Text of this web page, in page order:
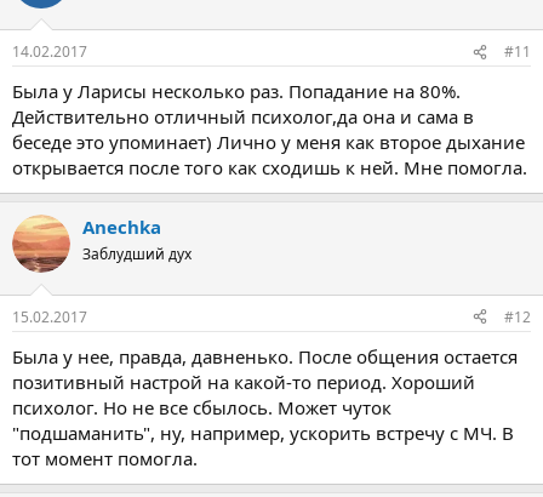
14.02.2017 #11
Была у Ларисы несколько раз. Попадание на 80%.
Действительно отличный психолог,да она и сама в
беседе это упоминает) Лично у меня как второе дыхание
открывается после того как сходишь к ней. Мне помогла.
Anechka
Заблудший дух
15.02.2017 #12
Была у нее, правда, давненько. После общения остается
позитивный настрой на какой-то период. Хороший
психолог. Но не все сбылось. Может чуток
"подшаманить", ну, например, ускорить встречу с МЧ. В
тот момент помогла.